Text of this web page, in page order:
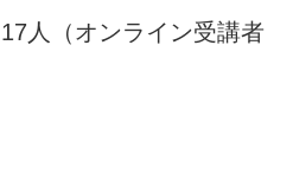
17人（オンライン受講者